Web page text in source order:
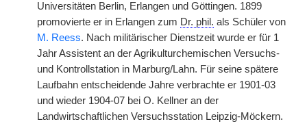
Universitäten Berlin, Erlangen und Göttingen. 1899
promovierte er in Erlangen zum Dr. phil. als Schüler von
M. Reess. Nach militärischer Dienstzeit wurde er für 1
Jahr Assistent an der Agrikulturchemischen Versuchs-
und Kontrollstation in Marburg/Lahn. Für seine spätere
Laufbahn entscheidende Jahre verbrachte er 1901-03
und wieder 1904-07 bei O. Kellner an der
Landwirtschaftlichen Versuchsstation Leipzig-Möckern.